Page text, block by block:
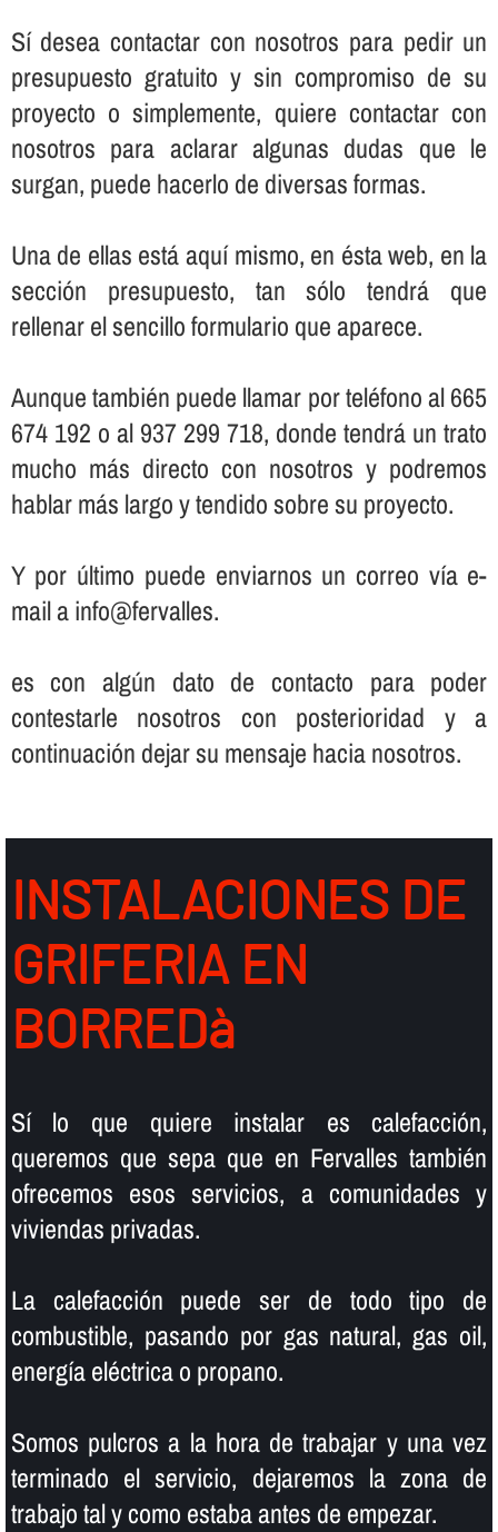
Sí­ desea contactar con nosotros para pedir un
presupuesto gratuito y sin compromiso de su
proyecto o simplemente, quiere contactar con
nosotros para aclarar algunas dudas que le
surgan, puede hacerlo de diversas formas.
Una de ellas está aquí­ mismo, en ésta web, en la
sección presupuesto, tan sólo tendrá que
rellenar el sencillo formulario que aparece.
Aunque también puede llamar por teléfono al 665
674 192 o al 937 299 718, donde tendrá un trato
mucho más directo con nosotros y podremos
hablar más largo y tendido sobre su proyecto.
Y por último puede enviarnos un correo ví­a e-
mail a info@fervalles.
es con algún dato de contacto para poder
contestarle nosotros con posterioridad y a
continuación dejar su mensaje hacia nosotros.
INSTALACIONES DE
GRIFERIA EN
BORREDà
Sí­ lo que quiere instalar es calefacción,
queremos que sepa que en Fervalles también
ofrecemos esos servicios, a comunidades y
viviendas privadas.
La calefacción puede ser de todo tipo de
combustible, pasando por gas natural, gas oil,
energí­a eléctrica o propano.
Somos pulcros a la hora de trabajar y una vez
terminado el servicio, dejaremos la zona de
trabajo tal y como estaba antes de empezar.